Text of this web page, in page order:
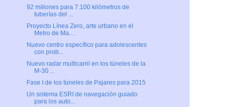
92 millones para 7.100 kilómetros de
tuberías del ...
Proyecto Línea Zero, arte urbano en el
Metro de Ma...
Nuevo centro específico para adolescentes
con prob...
Nuevo radar multicarril en los túneles de la
M-30 ...
Fase I de los túneles de Pajares para 2015
Un sistema ESRI de navegación guiado
para los auto...